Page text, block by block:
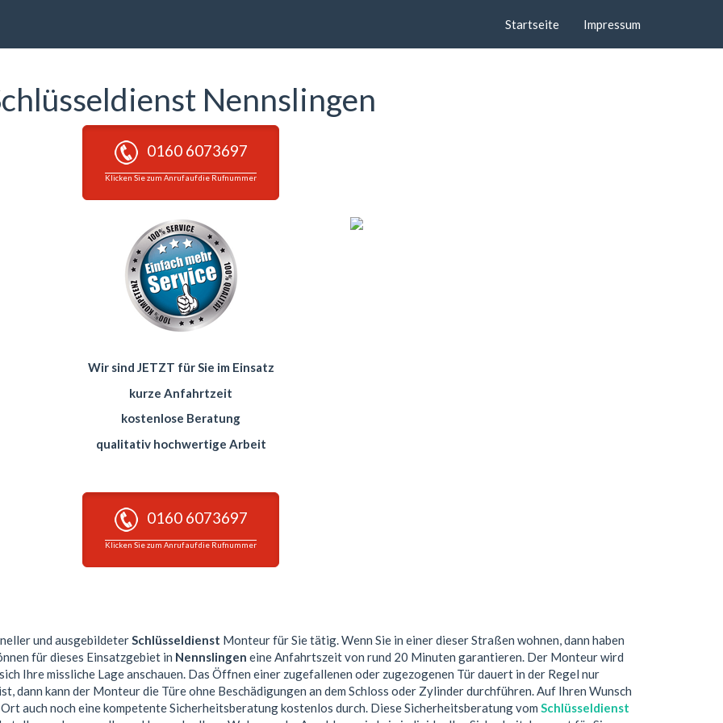
Startseite Impressum
Nennslingen
0160 6073697
Klicken Sie zum Anruf auf die Rufnummer
Wir sind JETZT für Sie im Einsatz
kurze Anfahrtzeit
kostenlose Beratung
qualitativ hochwertige Arbeit
0160 6073697
Klicken Sie zum Anruf auf die Rufnummer
und ausgebildeterSchlüsseldienst Monteur für Sie tätig. Wenn Sie in einer dieser Straßen wohnen, dann haben
für dieses Einsatzgebiet in Nennslingen eine Anfahrtszeit von rund 20 Minuten garantieren. Der Monteur wird
Ihre missliche Lage anschauen. Das Öffnen einer zugefallenen oder zugezogenen Tür dauert in der Regel nur
dann kann der Monteur die Türe ohne Beschädigungen an dem Schloss oder Zylinder durchführen. Auf Ihren Wunsch
auch noch eine kompetente Sicherheitsberatung kostenlos durch. Diese Sicherheitsberatung vom Schlüsseldienst